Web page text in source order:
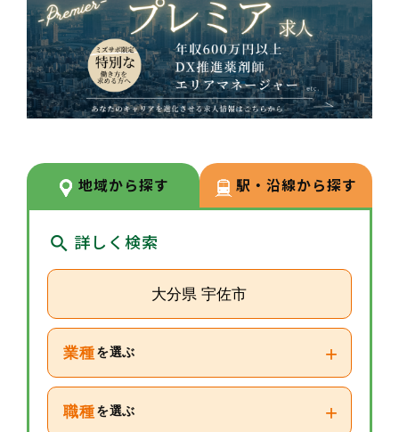
地域から探す 駅・沿線から探す
詳しく検索
大分県 宇佐市
業種 を選ぶ +
職種 を選ぶ +